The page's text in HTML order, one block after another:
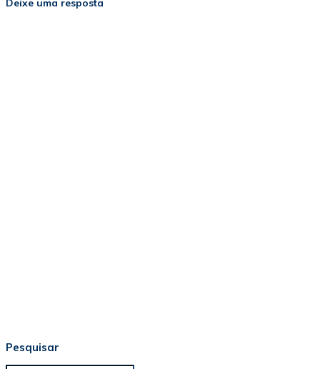
Deixe uma resposta
Pesquisar